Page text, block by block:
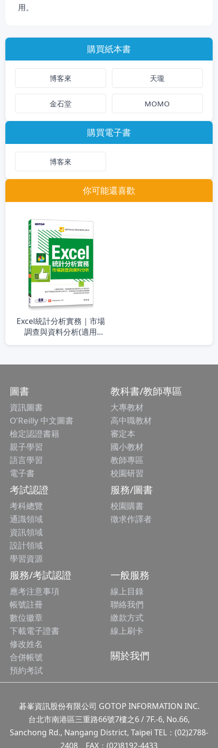
用。
購買紙本書
博客來 天瓏
金石堂 MOMO
購買電子書
博客來
你可能還喜歡
Excel統計分析實務｜市場
調查與資料分析(適用
Excel 2019/2016/2013)
圖書
資訊圖書
O'Reilly 中文圖書
檢定認證書籍
親子學習
語言學習
電子書
教科書/教師專區
大專教材
高中職教材
審定本
國小教材
教師專區
校園研習
考試認證
考科總覽
通識領域
資訊領域
設計領域
學習資源
服務/圖書
校園購書
徵求作譯者
服務/考試認證
應考注意事項
帳號註冊
數位徽章
下載電子證書
修改姓名
合併帳號
預約考試
一般服務
線上目錄
聯絡我們
繳款方式
線上刷卡
關於我們
碁峯資訊股份有限公司 GOTOP INFORMATION INC.
台北市南港區三重路66號7樓之6 / 7F.-6, No.66,
Sanchong Rd., Nangang District, Taipei TEL：(02)2788-
2408 FAX：(02)8192-4433